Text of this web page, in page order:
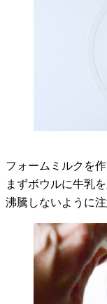
フォームミルクを作
まずボウルに牛乳
沸騰しないように注